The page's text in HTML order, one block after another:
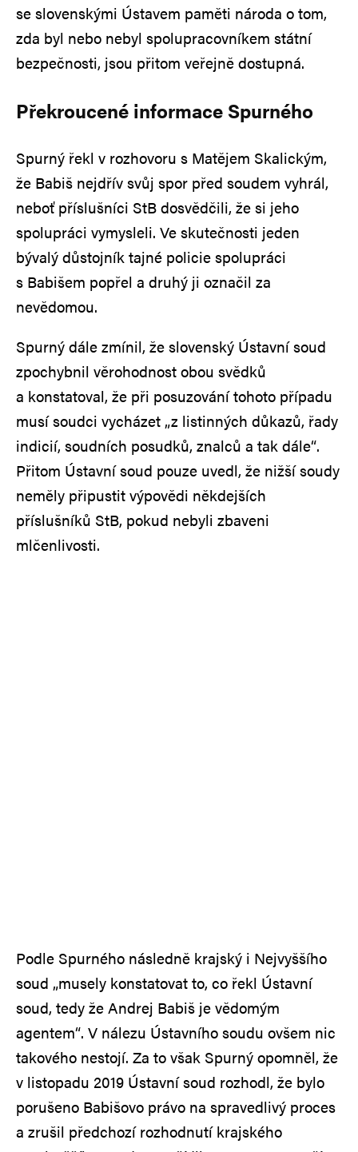
se slovenskými Ústavem paměti národa o tom,
zda byl nebo nebyl spolupracovníkem státní
bezpečnosti, jsou přitom veřejně dostupná.
Překroucené informace Spurného
Spurný řekl v rozhovoru s Matějem Skalickým,
že Babiš nejdřív svůj spor před soudem vyhrál,
neboť příslušníci StB dosvědčili, že si jeho
spolupráci vymysleli. Ve skutečnosti jeden
bývalý důstojník tajné policie spolupráci
s Babišem popřel a druhý ji označil za
nevědomou.
Spurný dále zmínil, že slovenský Ústavní soud
zpochybnil věrohodnost obou svědků
a konstatoval, že při posuzování tohoto případu
musí soudci vycházet „z listinných důkazů, řady
indicií, soudních posudků, znalců a tak dále“.
Přitom Ústavní soud pouze uvedl, že nižší soudy
neměly připustit výpovědi někdejších
příslušníků StB, pokud nebyli zbaveni
mlčenlivosti.
Podle Spurného následně krajský i Nejvyššího
soud „musely konstatovat to, co řekl Ústavní
soud, tedy že Andrej Babiš je vědomým
agentem“. V nálezu Ústavního soudu ovšem nic
takového nestojí. Za to však Spurný opomněl, že
v listopadu 2019 Ústavní soud rozhodl, že bylo
porušeno Babišovo právo na spravedlivý proces
a zrušil předchozí rozhodnutí krajského